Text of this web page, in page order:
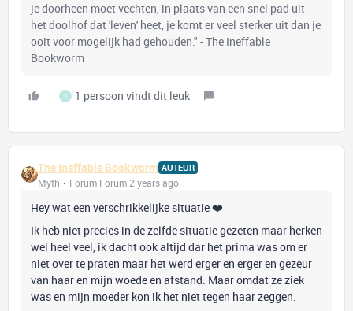
je doorheen moet vechten, in plaats van een snel pad uit
het doolhof dat 'leven' heet, je komt er veel sterker uit dan je
ooit voor mogelijk had gehouden." - The Ineffable
Bookworm
I 1 persoon vindt dit leuk
The Ineffable Bookworm AUTEUR
Myth Forum|Forum|2 years ago
Hey wat een verschrikkelijke situatie ❤️
Ik heb niet precies in de zelfde situatie gezeten maar herken
wel heel veel, ik dacht ook altijd dar het prima was om er
niet over te praten maar het werd erger en erger en gezeur
van haar en mijn woede en afstand. Maar omdat ze ziek
was en mijn moeder kon ik het niet tegen haar zeggen.